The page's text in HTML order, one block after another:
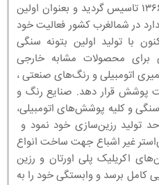
صنایع رنگ و رزین آرکو در سال ۱۳۶۶ تاسیس گردید و بعنوان اولین
در شمالغرب کشور فعالیت خود
با تولید اولین بتونه سنگی
برای محصولات مشابه خارجی
اتومبیلی و رنگ‌های صنعتی ،
پوشش قرار دهد. صنایع رنگ و
و کلیه پوشش‌های اتومبیلی،
واحد تولید رزین‌سازی خود نمود و
غیر اشباع جهت ساخت انواع
اکریلیک پلی اورتان و رزین
کامل برسد و وابستگی خود را به